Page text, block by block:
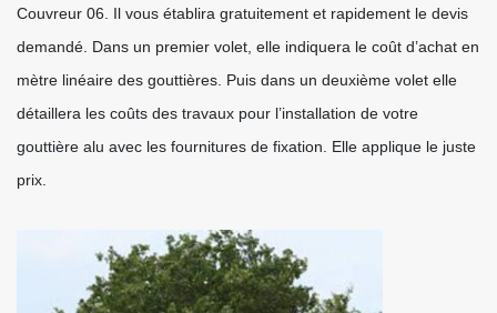
Couvreur 06. Il vous établira gratuitement et rapidement le devis
demandé. Dans un premier volet, elle indiquera le coût d’achat en
mètre linéaire des gouttières. Puis dans un deuxième volet elle
détaillera les coûts des travaux pour l’installation de votre
gouttière alu avec les fournitures de fixation. Elle applique le juste
prix.